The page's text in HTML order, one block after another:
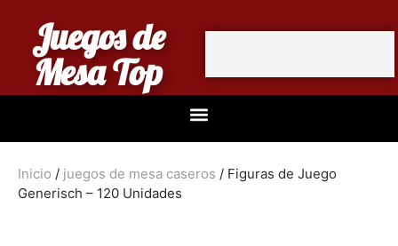
Juegos de
Mesa Top
Inicio / juegos de mesa caseros / Figuras de Juego
Generisch – 120 Unidades